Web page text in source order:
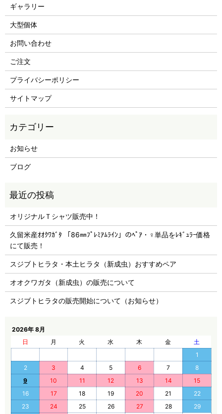
ギャラリー
大型個体
お問い合わせ
ご注文
プライバシーポリシー
サイトマップ
お知らせ
ブログ
オリジナルＴシャツ販売中！
久留米産ｵｵｸﾜｶﾞﾀ 「86㎜ﾌﾟﾚﾐｱﾑﾗｲﾝ」のﾍﾟｱ・♀単品をﾚｷﾞｭﾗｰ価格
にて販売！
スジブトヒラタ・本土ヒラタ（新成虫）おすすめペア
オオクワガタ（新成虫）の販売について
スジブトヒラタの販売開始について（お知らせ）
2026年 8月
日
月 火 水 木 金
土
1
2
3 4 5 6 7
8
9
10 11 12 13 14
15
16
17 18 19 20 21
22
23
24 25 26 27 28
29